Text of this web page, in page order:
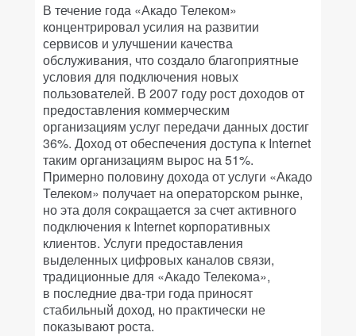
В течение года «Акадо Телеком»
концентрировал усилия на развитии
сервисов и улучшении качества
обслуживания, что создало благоприятные
условия для подключения новых
пользователей. В 2007 году рост доходов от
предоставления коммерческим
организациям услуг передачи данных достиг
36%. Доход от обеспечения доступа к Internet
таким организациям вырос на 51%.
Примерно половину дохода от услуги «Акадо
Телеком» получает на операторском рынке,
но эта доля сокращается за счет активного
подключения к Internet корпоративных
клиентов. Услуги предоставления
выделенных цифровых каналов связи,
традиционные для «Акадо Телекома»,
в последние два-три года приносят
стабильный доход, но практически не
показывают роста.